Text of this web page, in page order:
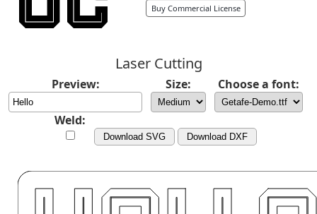
Buy Commercial License
Laser Cutting
Preview: Size: Choose a font:
Weld:
Download SVG Download DXF